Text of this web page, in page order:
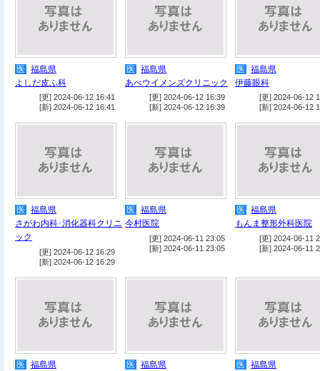
医 福島県
よしだ皮ふ科
[更] 2024-06-12 16:41
[新] 2024-06-12 16:41
医 福島県
あべウイメンズクリニック
[更] 2024-06-12 16:39
[新] 2024-06-12 16:39
医 福島県
伊藤眼科
[更] 2024-06-12
[新] 2024-06-12
医
福島県
さがわ内科･消化器科クリニ
ック
[更] 2024-06-12 16:29
[新] 2024-06-12 16:29
医
福島県
今村医院
[更] 2024-06-11 23:05
[新] 2024-06-11 23:05
医
福島県
もんま整形外科医院
[更] 2024-06-11
[新] 2024-06-11
医
福島県
医
福島県
医
福島県